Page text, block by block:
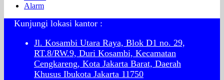
Alarm
Kunjungi lokasi kantor :
Jl. Kosambi Utara Raya, Blok D1 no. 29,
RT.8/RW.9, Duri Kosambi, Kecamatan
Cengkareng, Kota Jakarta Barat, Daerah
Khusus Ibukota Jakarta 11750